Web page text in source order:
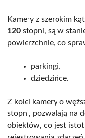
Kamery z szerokim
120 stopni, są w
powierzchnie, co
parkingi,
dziedzińce.
Z kolei kamery o
stopni, pozwalają na
obiektów, co jest